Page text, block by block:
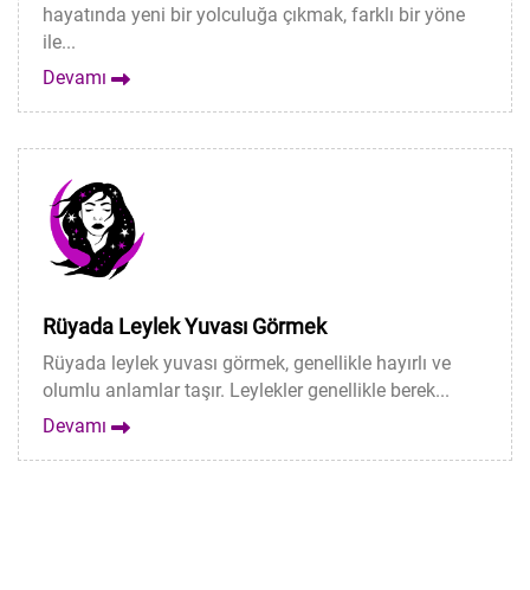
hayatında yeni bir yolculuğa çıkmak, farklı bir yöne
ile...
Devamı
Rüyada Leylek Yuvası Görmek
Rüyada leylek yuvası görmek, genellikle hayırlı ve
olumlu anlamlar taşır. Leylekler genellikle berek...
Devamı